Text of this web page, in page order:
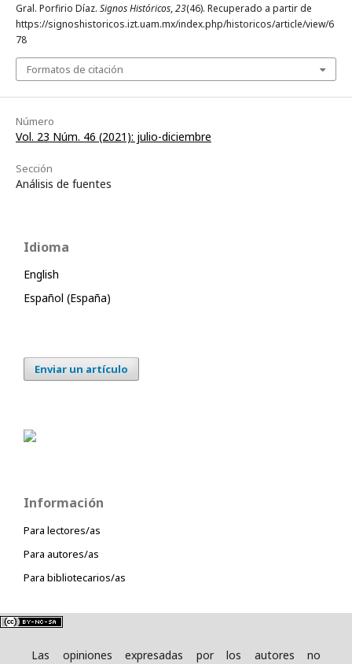
Gral. Porfirio Díaz. Signos Históricos,23(46). Recuperado a partir de
https://signoshistoricos.izt.uam.mx/index.php/historicos/article/view/6
78
Formatos de citación
Número
Vol. 23 Núm. 46 (2021): julio-diciembre
Sección
Análisis de fuentes
Idioma
English
Español (España)
Enviar un artículo
Información
Para lectores/as
Para autores/as
Para bibliotecarios/as
Las opiniones expresadas por los autores no